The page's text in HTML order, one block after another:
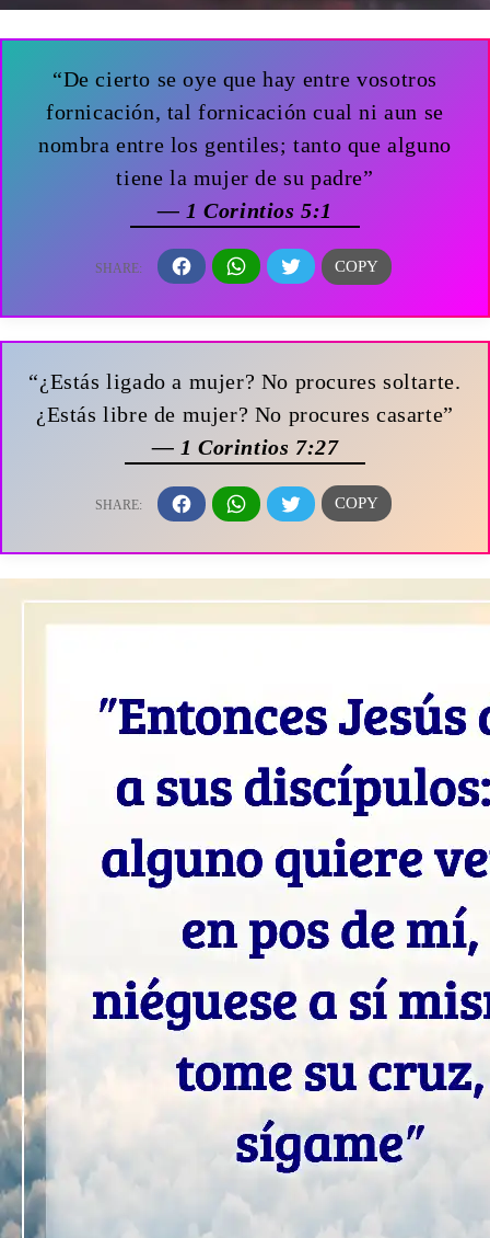
“De cierto se oye que hay entre vosotros
fornicación, tal fornicación cual ni aun se
nombra entre los gentiles; tanto que alguno
tiene la mujer de su padre”
— 1 Corintios 5:1
“¿Estás ligado a mujer? No procures soltarte.
¿Estás libre de mujer? No procures casarte”
— 1 Corintios 7:27